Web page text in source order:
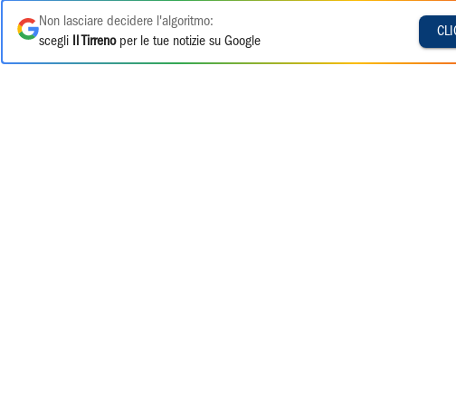
Non lasciare decidere l'algoritmo:
scegli
Il Tirrenoper le tue notizie su Google